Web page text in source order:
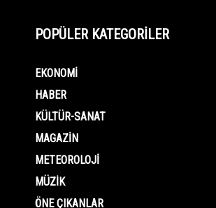
POPÜLER KATEGORİLER
EKONOMI
HABER
KÜLTÜR-SANAT
MAGAZIN
METEOROLOJI
MÜZIK
ÖNE ÇIKANLAR